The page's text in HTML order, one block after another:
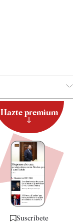
Hazte premium
Suscríbete